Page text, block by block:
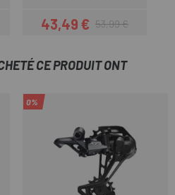
Prix
43,49 €Prix habituel
53,99 €
CE PRODUIT ONT
0%